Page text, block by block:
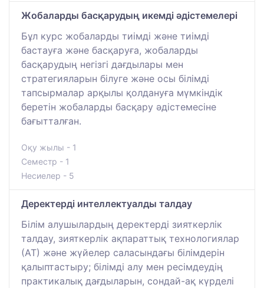
Жобаларды басқарудың икемді әдістемелері
Бұл курс жобаларды тиімді және тиімді
бастауға және басқаруға, жобаларды
басқарудың негізгі дағдылары мен
стратегияларын білуге және осы білімді
тапсырмалар арқылы қолдануға мүмкіндік
беретін жобаларды басқару әдістемесіне
бағытталған.
Оқу жылы - 1
Семестр - 1
Несиелер - 5
Деректерді интеллектуалды талдау
Білім алушылардың деректерді зияткерлік
талдау, зияткерлік ақпараттық технологиялар
(АТ) және жүйелер саласындағы білімдерін
қалыптастыру; білімді алу мен ресімдеудің
практикалық дағдыларын, сондай-ақ күрделі